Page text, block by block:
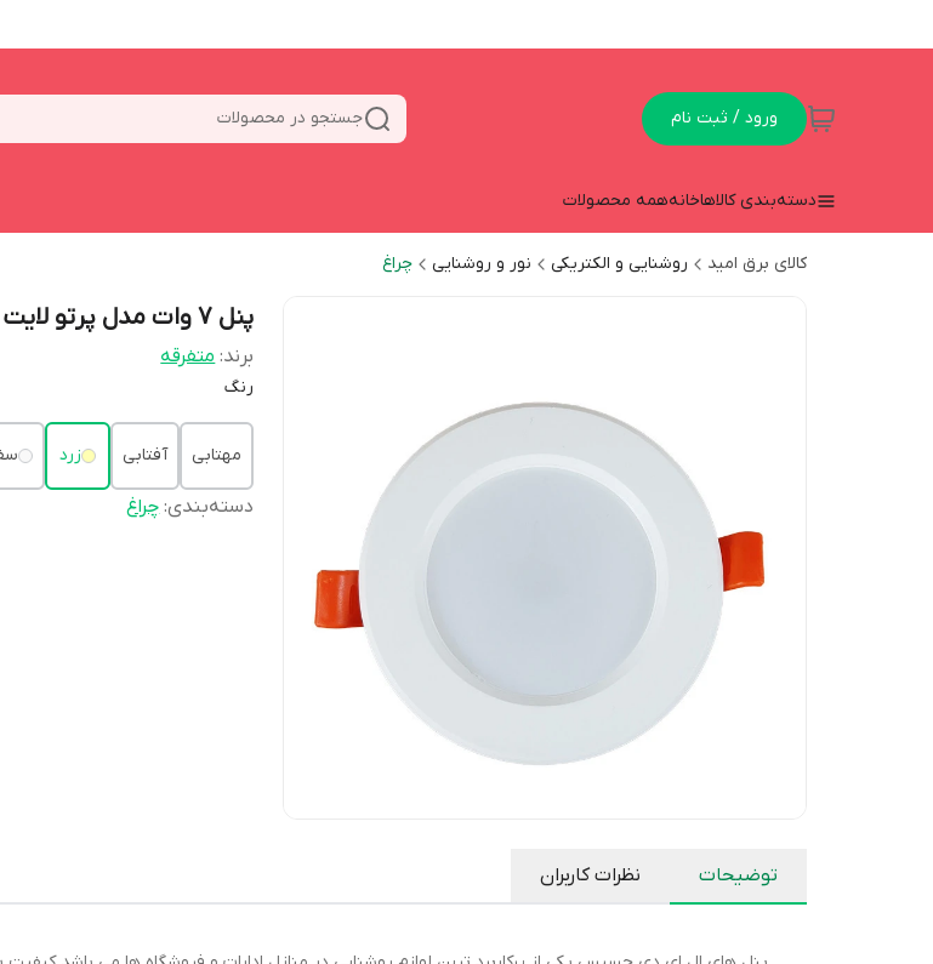
ورود / ثبت نام جستجو در محصولات
دسته‌بندی کالاهاخانههمه محصولات
کالای برق امید روشنایی و الکتریکی نور و روشنایی چراغ
پنل 7 وات مدل پرتو لایت بسته 16 عددی
برند: متفرقه
رنگ
مهتابی آفتابی زرد
دسته‌بندی:چراغ
توضیحات نظرات کاربران